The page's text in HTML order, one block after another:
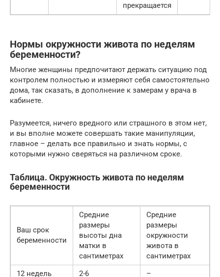
прекращается
Нормы окружности живота по неделям
беременности?
Многие женщины предпочитают держать ситуацию под
контролем полностью и измеряют себя самостоятельно
дома, так сказать, в дополнение к замерам у врача в
кабинете.
Разумеется, ничего вредного или страшного в этом нет,
и вы вполне можете совершать такие манипуляции,
главное – делать все правильно и знать нормы, с
которыми нужно сверяться на различном сроке.
Таблица. Окружность живота по неделям
беременности
Ваш срок
беременности
Средние
размеры
высоты дна
матки в
сантиметрах
Средние
размеры
окружности
живота в
сантиметрах
12 недель
2-6
–